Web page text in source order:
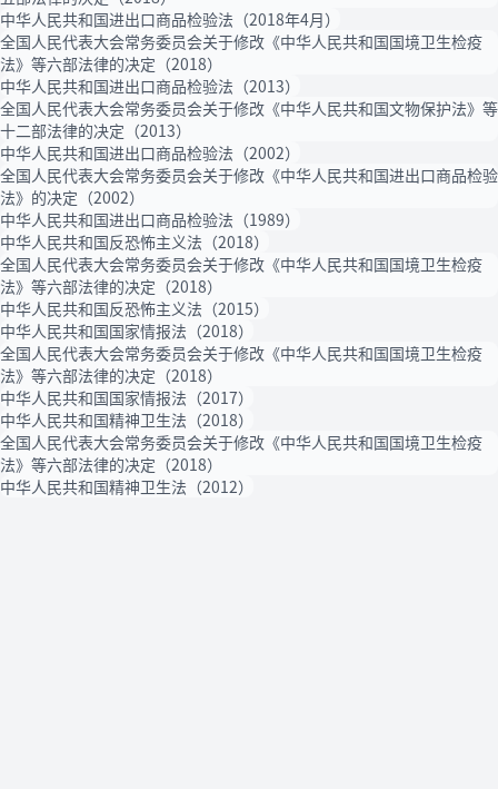
中华人民共和国进出口商品检验法（2018年4月）
全国人民代表大会常务委员会关于修改《中华人民共和国国境卫生检疫
法》等六部法律的决定（2018）
中华人民共和国进出口商品检验法（2013）
全国人民代表大会常务委员会关于修改《中华人民共和国文物保护法》等
十二部法律的决定（2013）
中华人民共和国进出口商品检验法（2002）
全国人民代表大会常务委员会关于修改《中华人民共和国进出口商品检验
法》的决定（2002）
中华人民共和国进出口商品检验法（1989）
中华人民共和国反恐怖主义法（2018）
全国人民代表大会常务委员会关于修改《中华人民共和国国境卫生检疫
法》等六部法律的决定（2018）
中华人民共和国反恐怖主义法（2015）
中华人民共和国国家情报法（2018）
全国人民代表大会常务委员会关于修改《中华人民共和国国境卫生检疫
法》等六部法律的决定（2018）
中华人民共和国国家情报法（2017）
中华人民共和国精神卫生法（2018）
全国人民代表大会常务委员会关于修改《中华人民共和国国境卫生检疫
法》等六部法律的决定（2018）
中华人民共和国精神卫生法（2012）